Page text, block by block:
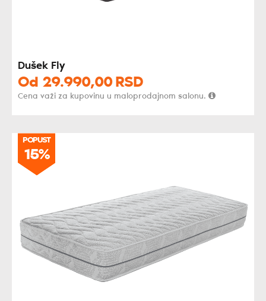
Dušek Fly
Od 29.990,00 RSD
Cena važi za kupovinu u maloprodajnom salonu.
POPUST
15%
POPUST
15%